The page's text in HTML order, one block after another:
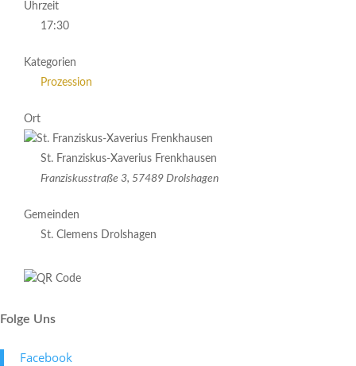
Uhrzeit
17:30
Kategorien
Prozession
Ort
St. Franziskus-Xaverius Frenkhausen
Franziskusstraße 3, 57489 Drolshagen
Gemeinden
St. Clemens Drolshagen
Folge Uns
Face­book